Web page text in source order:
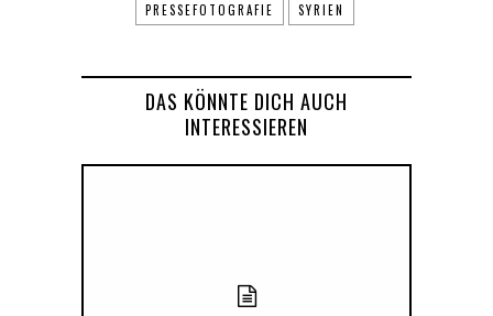
PRESSEFOTOGRAFIE SYRIEN
DAS KÖNNTE DICH AUCH
INTERESSIEREN